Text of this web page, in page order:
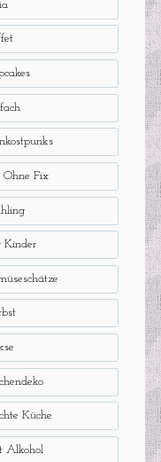
Ohne Fix
Kinder
Küche
Alkohol